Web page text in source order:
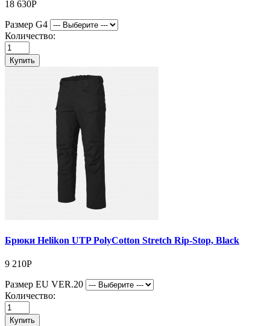
18 630Р
Размер G4
Количество:
Купить
Брюки Helikon UTP PolyCotton Stretch Rip-Stop, Black
9 210Р
Размер EU VER.20
Количество:
Купить